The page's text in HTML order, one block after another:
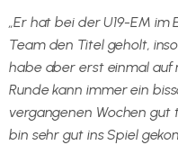
„Er hat bei der U19-EM
Team den Titel geholt,
habe aber erst einmal auf
Runde kann immer ein
vergangenen Wochen gut
bin sehr gut ins Spiel